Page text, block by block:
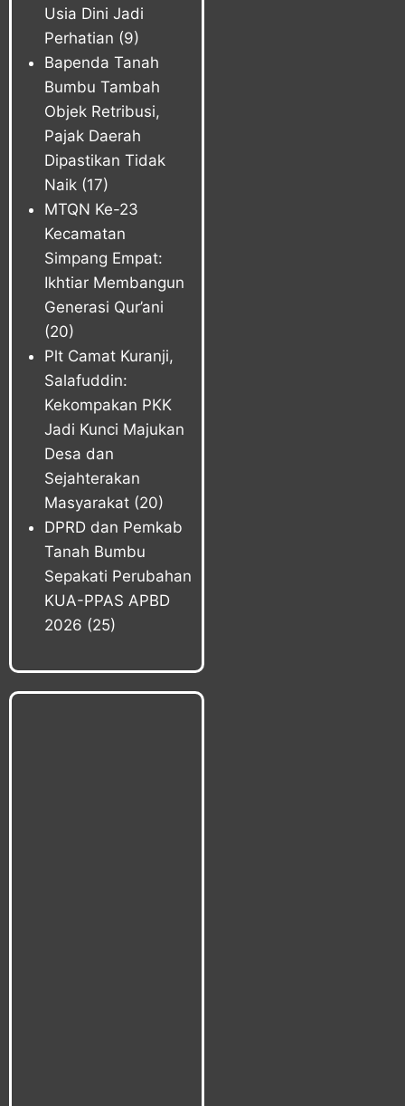
Usia Dini Jadi
Perhatian (9)
Bapenda Tanah
Bumbu Tambah
Objek Retribusi,
Pajak Daerah
Dipastikan Tidak
Naik (17)
MTQN Ke-23
Kecamatan
Simpang Empat:
Ikhtiar Membangun
Generasi Qur’ani
(20)
Plt Camat Kuranji,
Salafuddin:
Kekompakan PKK
Jadi Kunci Majukan
Desa dan
Sejahterakan
Masyarakat (20)
DPRD dan Pemkab
Tanah Bumbu
Sepakati Perubahan
KUA-PPAS APBD
2026 (25)